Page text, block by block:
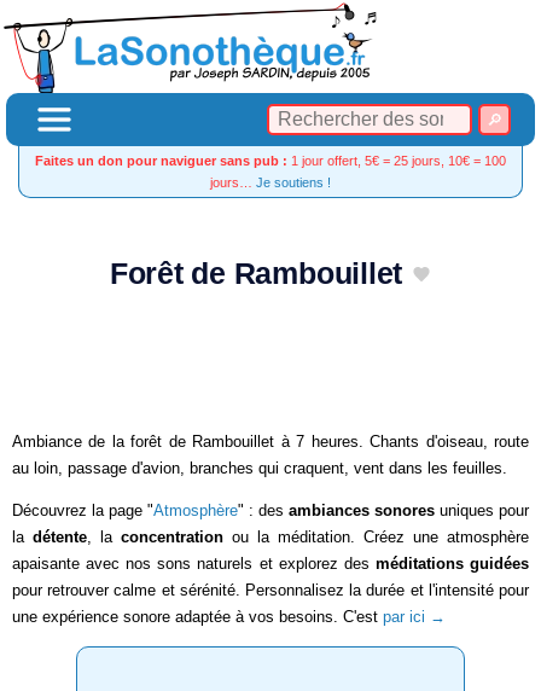
Faites un don pour naviguer sans pub : 1 jour offert, 5€ = 25 jours, 10€ = 100
jours… Je soutiens !
Forêt de Rambouillet
Ambiance de la forêt de Rambouillet à 7 heures. Chants d'oiseau, route
au loin, passage d'avion, branches qui craquent, vent dans les feuilles.
Découvrez la page "Atmosphère" : des ambiances sonores uniques pour
la détente , la concentration ou la méditation. Créez une atmosphère
apaisante avec nos sons naturels et explorez des méditations guidées
pour retrouver calme et sérénité. Personnalisez la durée et l'intensité pour
une expérience sonore adaptée à vos besoins. C'est par ici →